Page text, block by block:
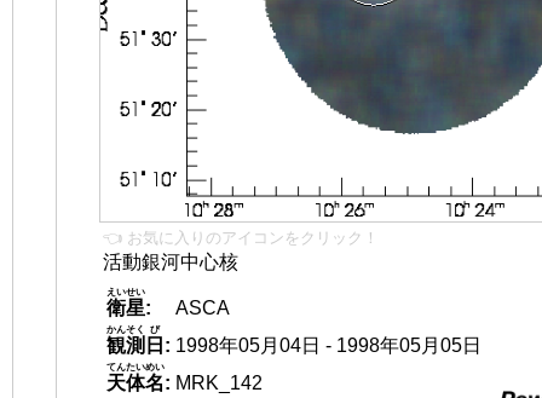
👈 お気に入りのアイコンをクリック！
活動銀河中心核
衛星
えいせい
:
ASCA
観測
かんそく
日
び
: 1998年05月04日 - 1998年05月05日
天体名
てんたいめい
: MRK_142